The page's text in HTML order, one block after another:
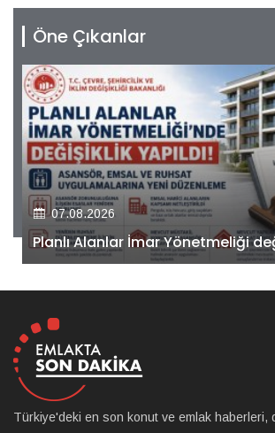
Öne Çıkanlar
07.08.2026
Kiler GYO’dan Pendik Dolayoba
önemli adım!
Türkiye'deki en son konut ve emlak haberleri,